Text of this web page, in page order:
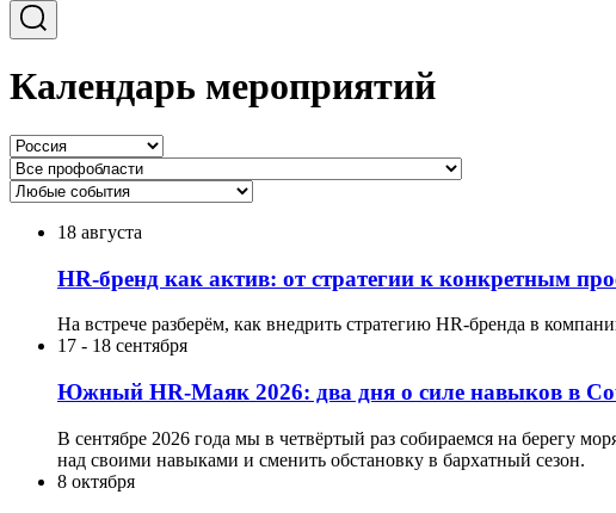
Календарь мероприятий
18 августа
HR-бренд как актив: от стратегии к конкретным
На встрече разберём, как внедрить стратегию HR-бренда в
17 - 18 сентября
Южный HR-Маяк 2026: два дня о силе навыков в
В сентябре 2026 года мы в четвёртый раз собираемся на берегу
над своими навыками и сменить обстановку в бархатный сезон.
8 октября